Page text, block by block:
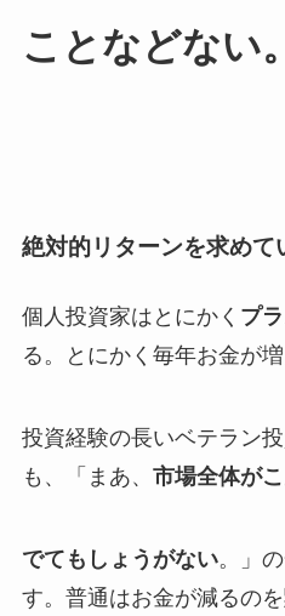
ことなどない。
絶対的リターンを求めて
個人投資家はとにかく プ
る。とにかく毎年お金が増
投資経験の長いベテラン
も、「まあ、 市場全体が
でてもしょうがない。」
す。普通はお金が減るの